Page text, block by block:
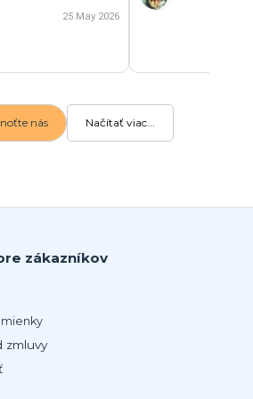
25 May 2026
nás Načítať viac...
zákazníkov
zmluvy